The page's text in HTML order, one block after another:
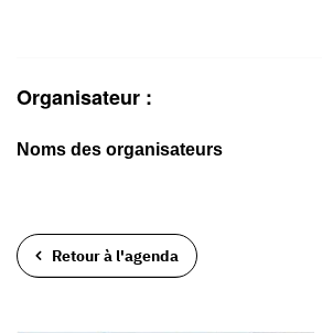
Organisateur :
Noms des organisateurs
Retour à l'agenda